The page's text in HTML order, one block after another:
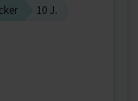
10 J.